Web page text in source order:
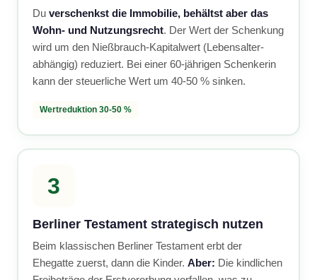
Du verschenkst die Immobilie, behältst aber das
Wohn- und Nutzungsrecht. Der Wert der Schenkung
wird um den Nießbrauch-Kapitalwert (Lebensalter-
abhängig) reduziert. Bei einer 60-jährigen Schenkerin
kann der steuerliche Wert um 40-50 % sinken.
Wertreduktion 30-50 %
3
Berliner Testament strategisch nutzen
Beim klassischen Berliner Testament erbt der
Ehegatte zuerst, dann die Kinder. Aber: Die kindlichen